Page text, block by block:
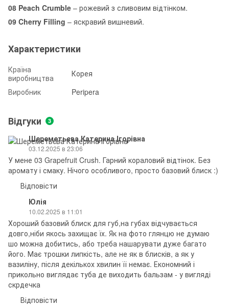
08 Peach Crumble – рожевий з сливовим відтінком.
09 Cherry Filling – яскравий вишневий.
Характеристики
Країна
виробництва
Корея
Виробник
Peripera
Відгуки 3
Шереметьєва Катерина Ігорівна
03.12.2025 в 23:06
У мене 03 Grapefruit Crush. Гарний кораловий відтінок. Без
аромату і смаку. Нічого особливого, просто базовий блиск :)
Відповісти
Юлія
10.02.2025 в 11:01
Хороший базовий блиск для губ,на губах відчувається
довго,ніби якось захищає їх. Як на фото глянцю не думаю
шо можна добитись, або треба нашарувати дуже багато
його. Має трошки липкість, але не як в блисків, а як у
вазиліну, після декількох хвилин її немає. Економний і
прикольно виглядає туба де виходить бальзам - у вигляді
скрдечка
Відповісти